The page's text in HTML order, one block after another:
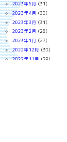
2023年5月 (31)
2023年4月 (30)
2023年3月 (31)
2023年2月 (28)
2023年1月 (27)
2022年12月 (30)
2022年11月 (29)